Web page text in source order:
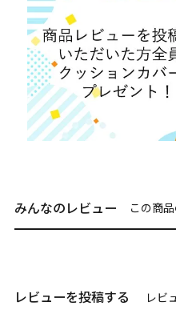
みんなのレビュー この商
レビューを投稿する レビ